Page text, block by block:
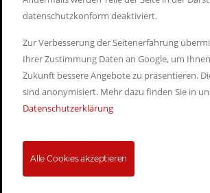
Persönliches
erhalten
Nehmen Sie jetzt unverbindlich Kontakt
persönliches Angebot zu
datenschutzkonform deaktiviert.
Zur Verbesserung der Seitenerfahrung
Ihrer Zustimmung Daten an Google, um
Zukunft bessere Angebote zu präsentieren.
sind anonymisiert. Mehr dazu finden Sie in
Datenschutzerklärung
Alle Cookies akzeptieren